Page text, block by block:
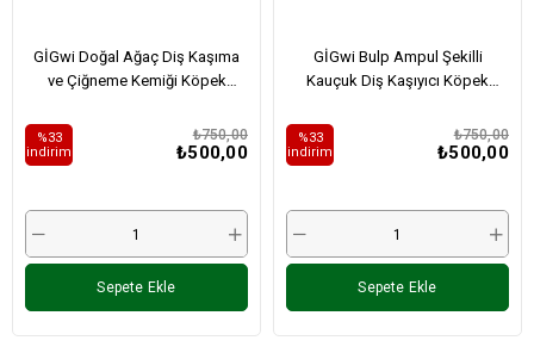
GİGwi Doğal Ağaç Diş Kaşıma
ve Çiğneme Kemiği Köpek
₺500,00
₺750,00
%33
i̇ndirim
Sepete Ekle
GİGwi Bulp Ampul Şekilli
Kauçuk Diş Kaşıyıcı Köpek
₺500,00
₺750,00
%33
i̇ndirim
Sepete Ekle